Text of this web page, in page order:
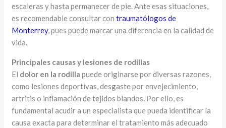
escaleras y hasta permanecer de pie. Ante esas situaciones,
es recomendable consultar contraumatólogos de
Monterrey, pues puede marcar una diferencia en la calidad de
vida.
Principales causas y lesiones de rodillas
El dolor en la rodilla puede originarse por diversas razones,
como lesiones deportivas, desgaste por envejecimiento,
artritis o inflamación de tejidos blandos. Por ello, es
fundamental acudir a un especialista que pueda identificar la
causa exacta para determinar el tratamiento más adecuado